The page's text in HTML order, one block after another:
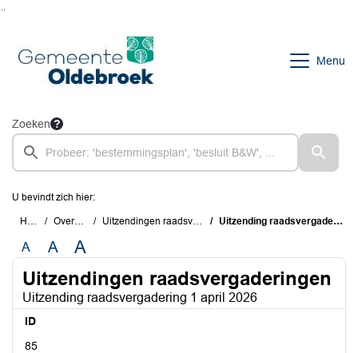
Menu
Zoeken
U bevindt zich hier:
Home Overzichten Uitzendingen raadsvergaderingen Uitzending raadsvergadering 1 april 2026
A A A
Uitzendingen raadsvergaderingen
Uitzending raadsvergadering 1 april 2026
ID
85